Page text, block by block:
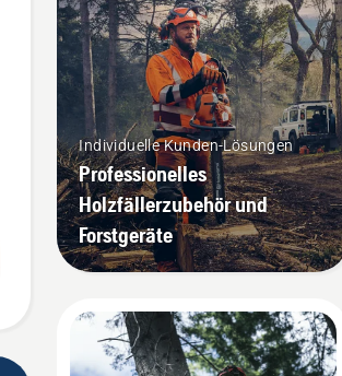
Individuelle Kunden-Lösungen
Professionelles
Holzfällerzubehör und
Forstgeräte